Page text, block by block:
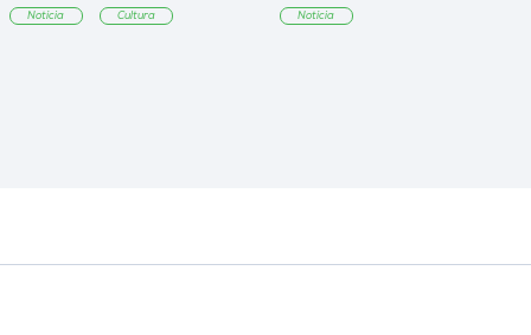
Notícia Cultura Notícia